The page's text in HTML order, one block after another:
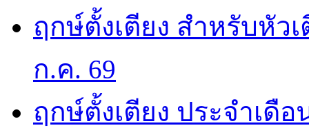
ฤกษ์ตั้งเตียง สำหรับหัว
ก.ค. 69
ฤกษ์ตั้งเตียง ประจำเดือ